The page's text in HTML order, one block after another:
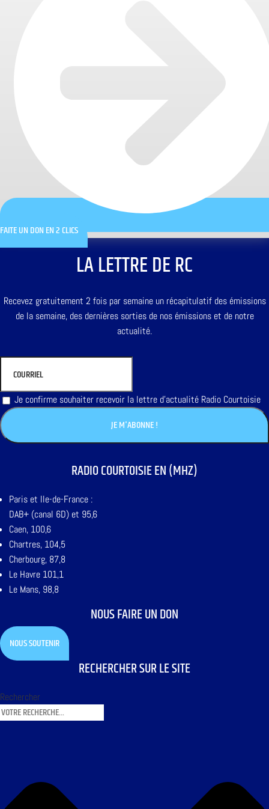
FAITE UN DON EN 2 CLICS
LA LETTRE DE RC
Recevez gratuitement 2 fois par semaine un récapitulatif des émissions
de la semaine, des dernières sorties de nos émissions et de notre
actualité.
Je confirme souhaiter recevoir la lettre d'actualité Radio Courtoisie
RADIO COURTOISIE EN (MHZ)
Paris et Ile-de-France :
DAB+ (canal 6D) et 95,6
Caen, 100,6
Chartres, 104,5
Cherbourg, 87,8
Le Havre 101,1
Le Mans, 98,8
NOUS FAIRE UN DON
NOUS SOUTENIR
RECHERCHER SUR LE SITE
Rechercher